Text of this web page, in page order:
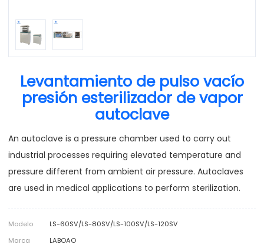
Levantamiento de pulso vacío
presión esterilizador de vapor
autoclave
An autoclave is a pressure chamber used to carry out
industrial processes requiring elevated temperature and
pressure different from ambient air pressure. Autoclaves
are used in medical applications to perform sterilization.
Modelo
LS-60SV/LS-80SV/LS-100SV/LS-120SV
Marca
LABOAO